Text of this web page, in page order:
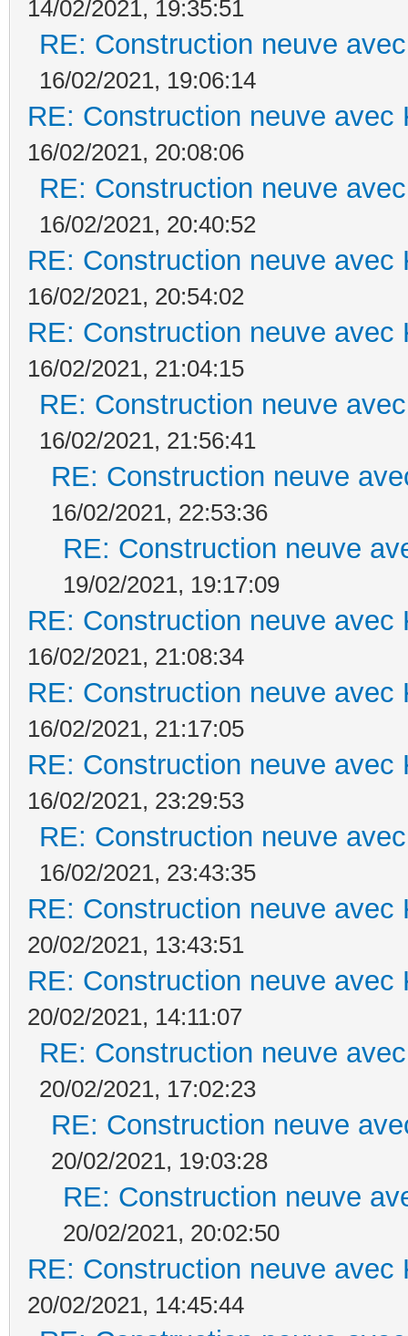
14/02/2021, 19:35:51
RE: Construction neuve
16/02/2021, 19:06:14
RE: Construction neuve avec
16/02/2021, 20:08:06
RE: Construction neuve
16/02/2021, 20:40:52
RE: Construction neuve avec
16/02/2021, 20:54:02
RE: Construction neuve avec
16/02/2021, 21:04:15
RE: Construction neuve
16/02/2021, 21:56:41
RE: Construction neuve
16/02/2021, 22:53:36
RE: Construction neuve
19/02/2021, 19:17:09
RE: Construction neuve avec
16/02/2021, 21:08:34
RE: Construction neuve avec
16/02/2021, 21:17:05
RE: Construction neuve avec
16/02/2021, 23:29:53
RE: Construction neuve
16/02/2021, 23:43:35
RE: Construction neuve avec
20/02/2021, 13:43:51
RE: Construction neuve avec
20/02/2021, 14:11:07
RE: Construction neuve
20/02/2021, 17:02:23
RE: Construction neuve
20/02/2021, 19:03:28
RE: Construction neuve
20/02/2021, 20:02:50
RE: Construction neuve avec
20/02/2021, 14:45:44